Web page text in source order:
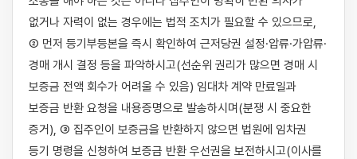
없거나 자력이 없는 경우에는 법적 조치가 필요할 수 있으므로,
② 먼저 등기부등본을 즉시 확인하여 근저당권 설정·압류·가압류·
경매 개시 결정 등을 파악하시고(선순위 권리가 많으면 경매 시
보증금 전액 회수가 어려울 수 있음) 임대차 계약 만료일과
보증금 반환 요청을 내용증명으로 발송하시며(분쟁 시 중요한
증거), ③ 집주인이 보증금을 반환하지 않으면 법원에 임차권
등기 명령을 신청하여 보증금 반환 우선권을 보전하시고(이사를